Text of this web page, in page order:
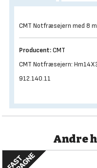
CMT Notfræsejern med 8
Producent:CMT
CMT Notfræsejern:
912.140.11
Andre